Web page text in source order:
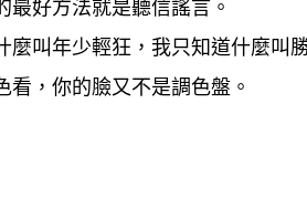
最好方法就是聽信謠言。
麼叫年少輕狂，我只知道什麼叫
看，你的臉又不是調色盤。